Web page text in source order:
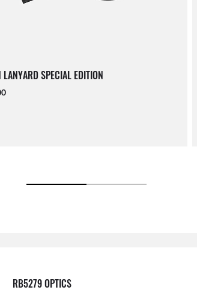
SPECIAL EDITION
RB5279 OPTICS